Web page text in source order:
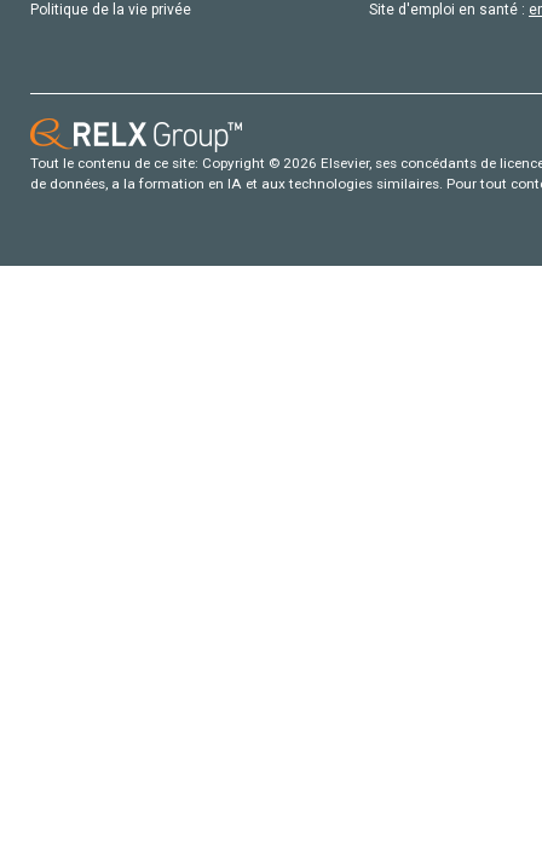
Politique de la vie privée
Site d'emploi en santé :
Tout le contenu de ce site: Copyright © 2026 Elsevier, ses concédants de
de données, a la formation en IA et aux technologies similaires. Pour tout